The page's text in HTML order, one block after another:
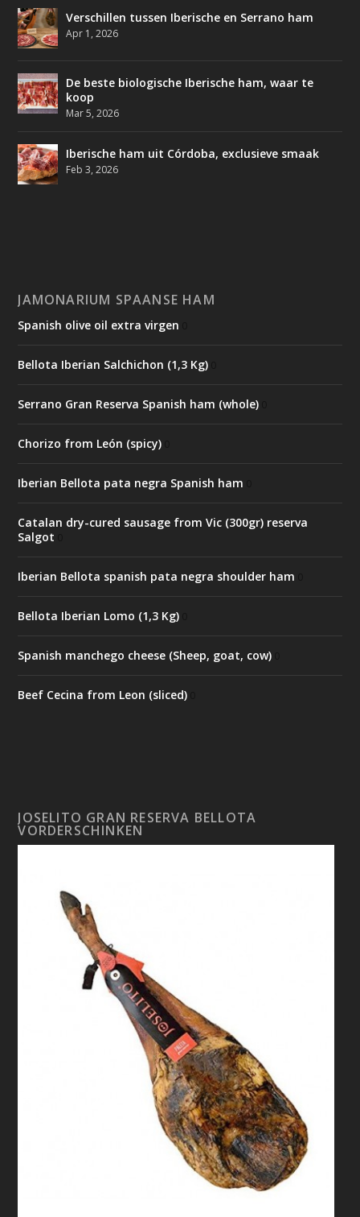
Verschillen tussen Iberische en Serrano ham
Apr 1, 2026
De beste biologische Iberische ham, waar te
koop
Mar 5, 2026
Iberische ham uit Córdoba, exclusieve smaak
Feb 3, 2026
JAMONARIUM SPAANSE HAM
Spanish olive oil extra virgen
Bellota Iberian Salchichon (1,3 Kg)
Serrano Gran Reserva Spanish ham (whole)
Chorizo from León (spicy)
Iberian Bellota pata negra Spanish ham
Catalan dry-cured sausage from Vic (300gr) reserva
Salgot
Iberian Bellota spanish pata negra shoulder ham
Bellota Iberian Lomo (1,3 Kg)
Spanish manchego cheese (Sheep, goat, cow)
Beef Cecina from Leon (sliced)
JOSELITO GRAN RESERVA BELLOTA
VORDERSCHINKEN